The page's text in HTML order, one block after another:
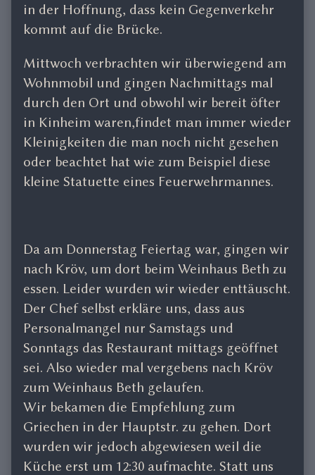
in der Hoffnung, dass kein Gegenverkehr
kommt auf die Brücke.
Mittwoch verbrachten wir überwiegend am
Wohnmobil und gingen Nachmittags mal
durch den Ort und obwohl wir bereit öfter
in Kinheim waren,findet man immer wieder
Kleinigkeiten die man noch nicht gesehen
oder beachtet hat wie zum Beispiel diese
kleine Statuette eines Feuerwehrmannes.
Da am Donnerstag Feiertag war, gingen wir
nach Kröv, um dort beim Weinhaus Beth zu
essen. Leider wurden wir wieder enttäuscht.
Der Chef selbst erkläre uns, dass aus
Personalmangel nur Samstags und
Sonntags das Restaurant mittags geöffnet
sei. Also wieder mal vergebens nach Kröv
zum Weinhaus Beth gelaufen.
Wir bekamen die Empfehlung zum
Griechen in der Hauptstr. zu gehen. Dort
wurden wir jedoch abgewiesen weil die
Küche erst um 12:30 aufmachte. Statt uns